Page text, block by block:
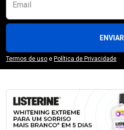
Email
ENVIAR
Termos de uso e Política de Privacidade